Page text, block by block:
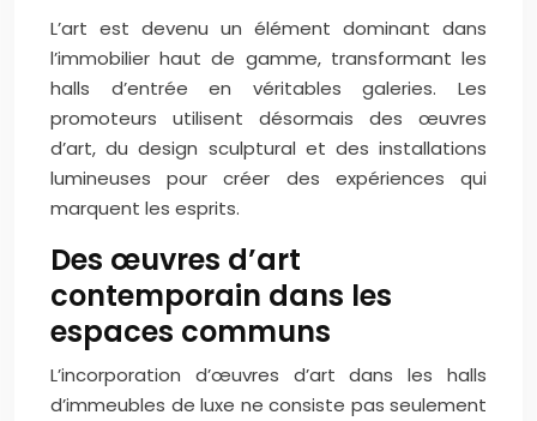
L’art est devenu un élément dominant dans
l’immobilier haut de gamme, transformant les
halls d’entrée en véritables galeries. Les
promoteurs utilisent désormais des œuvres
d’art, du design sculptural et des installations
lumineuses pour créer des expériences qui
marquent les esprits.
Des œuvres d’art
contemporain dans les
espaces communs
L’incorporation d’œuvres d’art dans les halls
d’immeubles de luxe ne consiste pas seulement